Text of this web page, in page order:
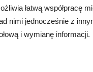
łatwą współpracę
nimi jednocześnie z
i wymianę informacji.